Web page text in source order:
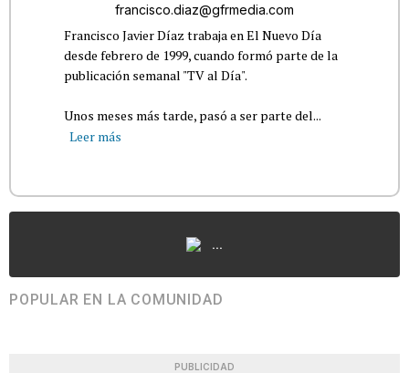
francisco.diaz@gfrmedia.com
Francisco Javier Díaz trabaja en El Nuevo Día
desde febrero de 1999, cuando formó parte de la
publicación semanal "TV al Día".
Unos meses más tarde, pasó a ser parte del...
Leer más
...
POPULAR EN LA COMUNIDAD
PUBLICIDAD